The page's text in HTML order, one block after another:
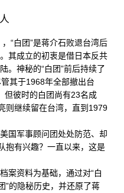
“白团”是蒋介石败退台湾后
其成立的初衷是借日本反共
。神秘的“白团”前后持续了
其于1968年全部撤出台
但彼时的白团尚有23名成
则继续留在台湾，直到1979
国军事顾问团处处防范、却
抱有兴趣？一直以来，这是
案资料为基础，通过对“白
”的隐秘历史，并还原了蒋